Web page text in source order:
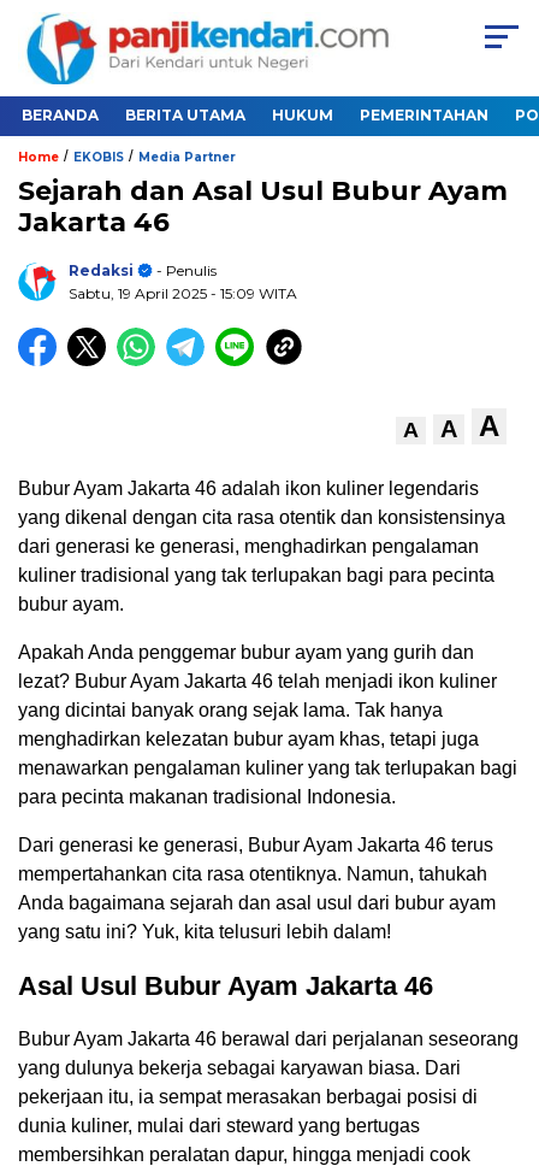
BERANDA BERITA UTAMA HUKUM PEMERINTAHAN
Home / EKOBIS / Media Partner
Sejarah dan Asal Usul Bubur Ayam
Jakarta 46
Redaksi
- Penulis
Sabtu, 19 April 2025 - 15:09 WITA
A A A
Bubur Ayam Jakarta 46 adalah ikon kuliner legendaris
yang dikenal dengan cita rasa otentik dan konsistensinya
dari generasi ke generasi, menghadirkan pengalaman
kuliner tradisional yang tak terlupakan bagi para pecinta
bubur ayam.
Apakah Anda penggemar bubur ayam yang gurih dan
lezat? Bubur Ayam Jakarta 46 telah menjadi ikon kuliner
yang dicintai banyak orang sejak lama. Tak hanya
menghadirkan kelezatan bubur ayam khas, tetapi juga
menawarkan pengalaman kuliner yang tak terlupakan bagi
para pecinta makanan tradisional Indonesia.
Dari generasi ke generasi, Bubur Ayam Jakarta 46 terus
mempertahankan cita rasa otentiknya. Namun, tahukah
Anda bagaimana sejarah dan asal usul dari bubur ayam
yang satu ini? Yuk, kita telusuri lebih dalam!
Asal Usul Bubur Ayam Jakarta 46
Bubur Ayam Jakarta 46 berawal dari perjalanan seseorang
yang dulunya bekerja sebagai karyawan biasa. Dari
pekerjaan itu, ia sempat merasakan berbagai posisi di
dunia kuliner, mulai dari steward yang bertugas
membersihkan peralatan dapur, hingga menjadi cook